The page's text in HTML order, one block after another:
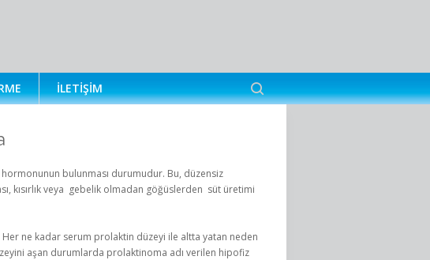
İLETIŞIM
bulunması durumudur. Bu, düzensiz
kısırlık veya gebelik olmadan göğüslerden süt üretimi
ne kadar serum prolaktin düzeyi ile altta yatan neden
aşan durumlarda prolaktinoma adı verilen hipofiz